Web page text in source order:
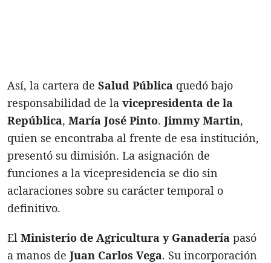
Así, la cartera de Salud Pública quedó bajo
responsabilidad de la vicepresidenta de la
República, María José Pinto. Jimmy Martin,
quien se encontraba al frente de esa institución,
presentó su dimisión. La asignación de
funciones a la vicepresidencia se dio sin
aclaraciones sobre su carácter temporal o
definitivo.
El Ministerio de Agricultura y Ganadería pasó
a manos de Juan Carlos Vega. Su incorporación